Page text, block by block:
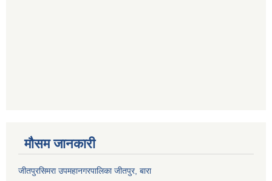
मौसम जानकारी
जीतपुरसिमरा उपमहानगरपालिका जीतपुर, बारा